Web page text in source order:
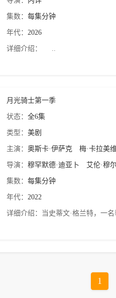
集数：每集分钟
年代：2026
详细介绍： ..
月光骑士第一季
状态：全6集
类型：美剧
主演：奥斯卡·伊萨克 梅·卡拉美
导演：穆罕默德·迪亚卜 艾伦·穆
集数：每集分钟
年代：2022
详细介绍： 当史蒂文·格兰特，一
1